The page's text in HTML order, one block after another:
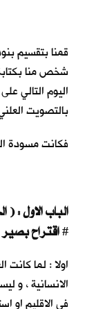
قمنا بتقسيم
شخص منا
اليوم التالي
بالتصويت
فكانت مسودة
الباب الاول :
#
اولا : لما كانت
الانسانية ، و
في الاقليم او